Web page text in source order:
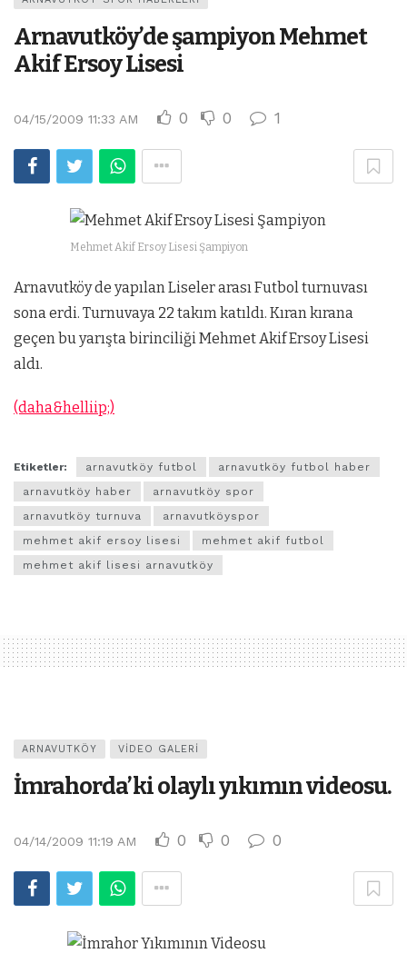
Arnavutköy’de şampiyon Mehmet
Akif Ersoy Lisesi
04/15/2009 11:33 AM 0 0 1
Mehmet Akif Ersoy Lisesi Şampiyon
Arnavutköy de yapılan Liseler arası Futbol turnuvası
sona erdi. Turnuvaya 22 takım katıldı. Kıran kırana
geçen bu yarışta birinciliği Mehmet Akif Ersoy Lisesi
aldı.
(daha&helliip;)
Etiketler: arnavutköy futbol
arnavutköy futbol haber
arnavutköy haber
arnavutköy spor
arnavutköy turnuva
arnavutköyspor
mehmet akif ersoy lisesi
mehmet akif futbol
mehmet akif lisesi arnavutköy
ARNAVUTKÖY VIDEO GALERI
İmrahorda’ki olaylı yıkımın videosu.
04/14/2009 11:19 AM 0 0 0